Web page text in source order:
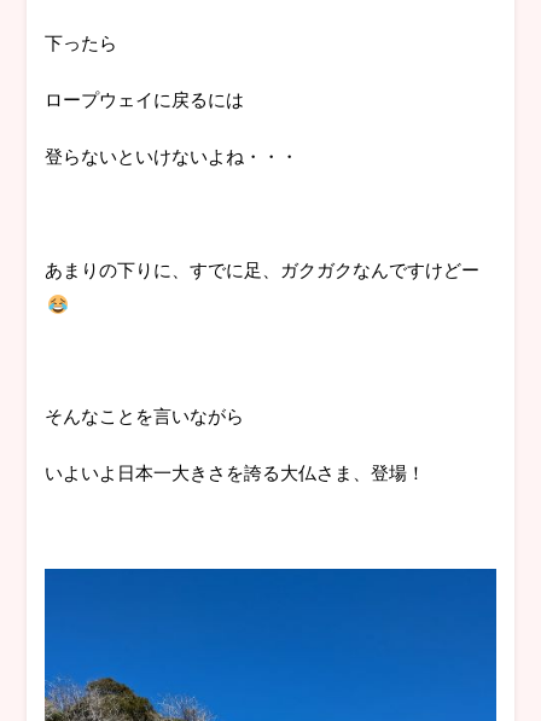
下ったら
ロープウェイに戻るには
登らないといけないよね・・・
あまりの下りに、すでに足、ガクガクなんですけどー
そんなことを言いながら
いよいよ日本一大きさを誇る大仏さま、登場！